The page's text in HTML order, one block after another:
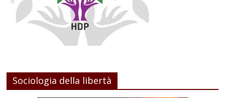
Sociologia della libertà